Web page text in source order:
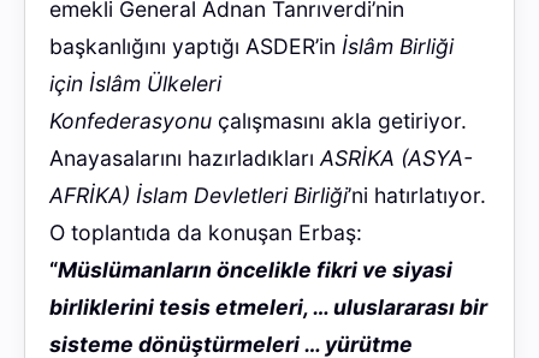
emekli General Adnan Tanrıverdi’nin
başkanlığını yaptığı ASDER’in İslâm Birliği
için İslâm Ülkeleri
Konfederasyonu çalışmasını akla getiriyor.
Anayasalarını hazırladıkları ASRİKA (ASYA-
AFRİKA) İslam Devletleri Birliği’ni hatırlatıyor.
O toplantıda da konuşan Erbaş:
“Müslümanların öncelikle fikri ve siyasi
birliklerini tesis etmeleri, … uluslararası bir
sisteme dönüştürmeleri … yürütme